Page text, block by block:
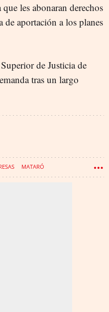
les abonaran derechos
de aportación a los planes
de Justicia de
tras un largo
MATARÓ